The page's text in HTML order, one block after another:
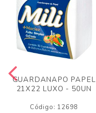
GUARDANAPO PAPEL
21X22 LUXO - 50UN
Código: 12698